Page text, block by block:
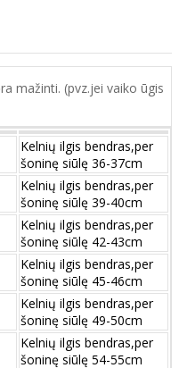
mažinti. (pvz.jei vaiko ūgis
Kelnių ilgis bendras,per
šoninę siūlę 36-37cm
Kelnių ilgis bendras,per
šoninę siūlę 39-40cm
Kelnių ilgis bendras,per
šoninę siūlę 42-43cm
Kelnių ilgis bendras,per
šoninę siūlę 45-46cm
Kelnių ilgis bendras,per
šoninę siūlę 49-50cm
Kelnių ilgis bendras,per
šoninę siūlę 54-55cm